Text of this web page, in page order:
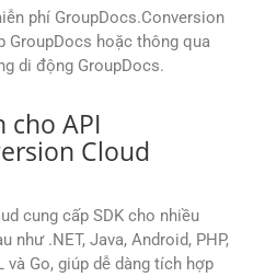
phí GroupDocs.Conversion
GroupDocs hoặc thông qua
di động GroupDocs.
cho API
Cloud
cung cấp SDK cho nhiều
như .NET, Java, Android, PHP,
và Go, giúp dễ dàng tích hợp